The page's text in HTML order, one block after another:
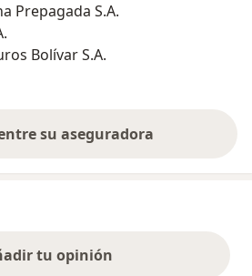
Prepagada S.A.
Bolívar S.A.
su aseguradora
tu opinión